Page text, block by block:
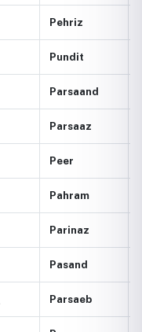
Pehriz
Pundit
Parsaand
Parsaaz
Peer
Pahram
Parinaz
Pasand
Parsaeb